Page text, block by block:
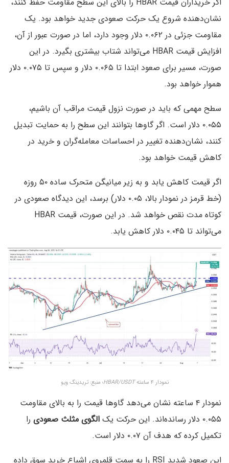
نشان‌دهنده شروع یک حرکت صعودی جدید خواهد بود. یک
مقاومت جزئی در ۰.۰۶۲ دلار وجود دارد، اما در صورت عبور از آن،
افزایش قیمت HBAR می‌تواند شتاب بیشتری بگیرد. در این
صورت، مسیر برای صعود ابتدا تا ۰.۰۶۵ دلار و سپس تا ۰.۰۷۵ دلار
هموار خواهد بود.
سطح مهمی که باید در صورت نزول قیمت مراقب آن باشیم،
۰.۰۵۵ دلار است. اگر گاوها بتوانند این سطح را به حمایت تبدیل
کنند، نشان‌دهنده تغییر در احساسات معامله‌گران و خرید در
کاهش قیمت خواهد بود.
اگر قیمت کاهش یابد و به زیر میانیگن متحرک ساده ۵۰ روزه
(خط قرمز در نمودار بالا، ۰.۰۵ دلار) برسد، این دیدگاه صعودی در
کوتاه مدت نقص خواهد شد. در این صورت، قیمت HBAR
می‌تواند تا ۰.۰۴۵ دلار کاهش یابد.
نمودار ۴ ساعته HBAR/USDT؛ منبع: تریدینگ ویو
نمودار ۴ ساعته نشان می‌دهد گاوها قیمت را به بالای مقاومت
۰.۰۵۵ دلار رسانده‌اند. این حرکت یک
الگوی مثلث صعودی را
تکمیل کرده که هدف آن ۰.۰۷ دلار است.
این صعود شدید RSI را به سمت قلمروی اشباع خرید سوق داده